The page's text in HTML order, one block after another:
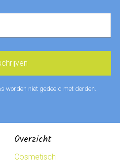
worden niet gedeeld met derden.
Overzicht
Cosmetisch